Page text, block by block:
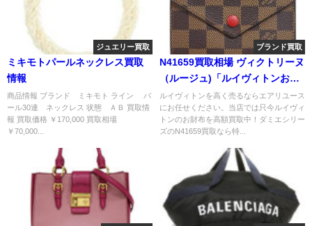
ジュエリー買取
ミキモトパールネックレス買取
情報
商品情報 ブランド ミキモト ライン パ
ール30連 ネックレス 状態 ＡＢ 買取情
報 買取価格 ￥170,000 買取相場
￥70,000...
ブランド買取
N41659買取相場 ヴィクトリーヌ
（ルージュ)「ルイヴィトンお財
布買取価格」
ルイヴィトンを高く売るならエアリユース
にお任せください。当店では只今ルイヴィ
トンのお財布を高額買取中！ダミエシリー
ズのN41659買取なら特...